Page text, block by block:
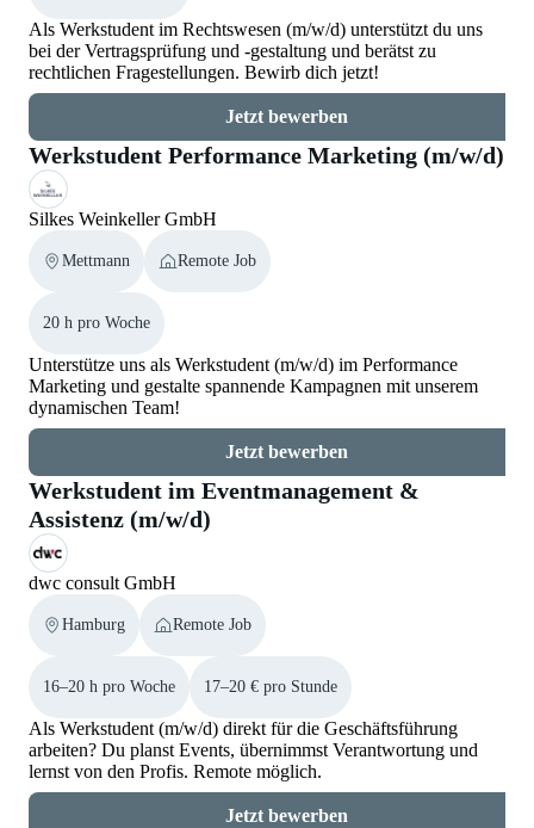
Als Werkstudent im Rechtswesen (m/w/d) unterstützt du uns
bei der Vertragsprüfung und -gestaltung und berätst zu
rechtlichen Fragestellungen. Bewirb dich jetzt!
Jetzt bewerben
Werkstudent Performance Marketing (m/w/d)
Silkes Weinkeller GmbH
Mettmann Remote Job
20 h pro Woche
Unterstütze uns als Werkstudent (m/w/d) im Performance
Marketing und gestalte spannende Kampagnen mit unserem
dynamischen Team!
Jetzt bewerben
Werkstudent im Eventmanagement &
Assistenz (m/w/d)
dwc consult GmbH
Hamburg Remote Job
16–20 h pro Woche 17–20 € pro Stunde
Als Werkstudent (m/w/d) direkt für die Geschäftsführung
arbeiten? Du planst Events, übernimmst Verantwortung und
lernst von den Profis. Remote möglich.
Jetzt bewerben